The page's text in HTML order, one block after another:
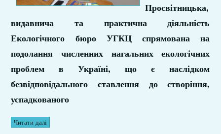
Просвітницька,
видавнича та практична діяльність
Екологічного бюро УГКЦ спрямована на
подолання численних нагальних екологічних
проблем в Україні, що є наслідком
безвідповідального ставлення до створіння,
успадкованого
Читати далі